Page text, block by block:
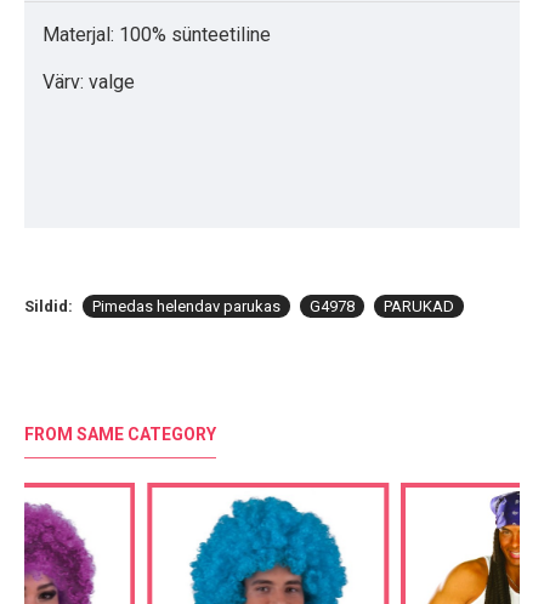
Materjal: 100% sünteetiline
Värv: valge
Sildid: Pimedas helendav parukas G4978 PARUKAD
FROM SAME CATEGORY